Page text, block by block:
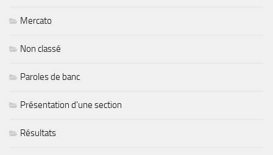
Mercato
Non classé
Paroles de banc
Présentation d'une section
Résultats